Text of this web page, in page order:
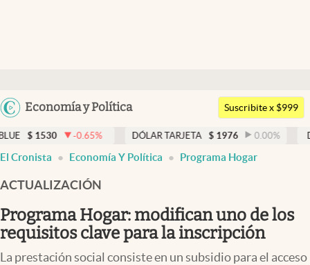
Argentina
Uruguay
Economía y Política
Members
Economía y Política
Finanzas y Mercados
Mercados Online
Negocios
Columnistas
Suscribite x $999
-0.65% DÓLAR TARJETA $ 1976 0.00 % DÓLAR MEP
El Cronista Economía Y Política Programa Hogar
ACTUALIZACIÓN
Programa Hogar: modifican uno de los
requisitos clave para la inscripción
La prestación social consiste en un subsidio para el acceso